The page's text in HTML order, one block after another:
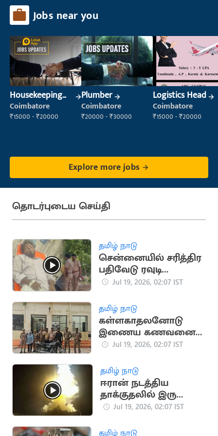
Jobs near you
Housekeeping
Staff
(Housekeeping)
Coimbatore
₹15000 - ₹20000
Plumber
Coimbatore
₹20000 - ₹30000
Logistics Head
Coimbatore
₹15000 - ₹20000
Explore more jobs
தொடர்புடைய செய்தி
தமிழ் நாடு
சென்னையில் சரித்திர
பதிவேடு ரவுடி
துப்பாக்கியால்
Jul 19, 2026, 02:07 IST
தமிழ் நாடு
கள்ளகாதலனோடு
இணைய கணவனை
பாம்பை வைத்து
Jul 19, 2026, 02:07 IST
தமிழ் நாடு
ஈரான் நடத்திய
தாக்குதலில் இரு
அமெரிக்க வீரர்கள்
Jul 19, 2026, 02:07 IST
தமிழ் நாடு